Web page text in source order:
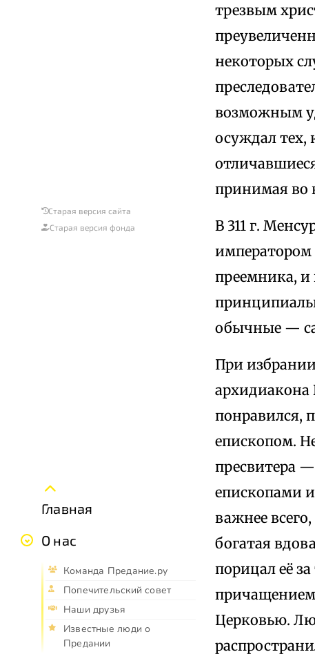
Старая версия сайта
Старая версия фонда
Главная
О нас
Команда Предание.ру
Попечительский совет
Наши друзья
Известные люди о
Предании
трезвым
некоторых
возможным
осуждал тех,
принимая во
В 311 г.
императором
преемника, и
обычные —
При
архидиакона
понравился,
епископом.
пресвитера
епископами
важнее
богатая
порицал её
причащением
Церковью.